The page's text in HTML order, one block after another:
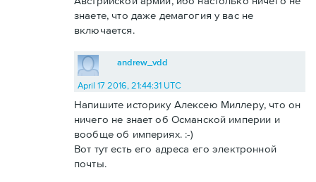
знаете, что даже демагогия у вас не
включается.
andrew_vdd
April 17 2016, 21:44:31 UTC
Напишите историку Алексею Миллеру, что он
ничего не знает об Османской империи и
вообще об империях. :-)
Вот тут есть его адреса его электронной
почты.